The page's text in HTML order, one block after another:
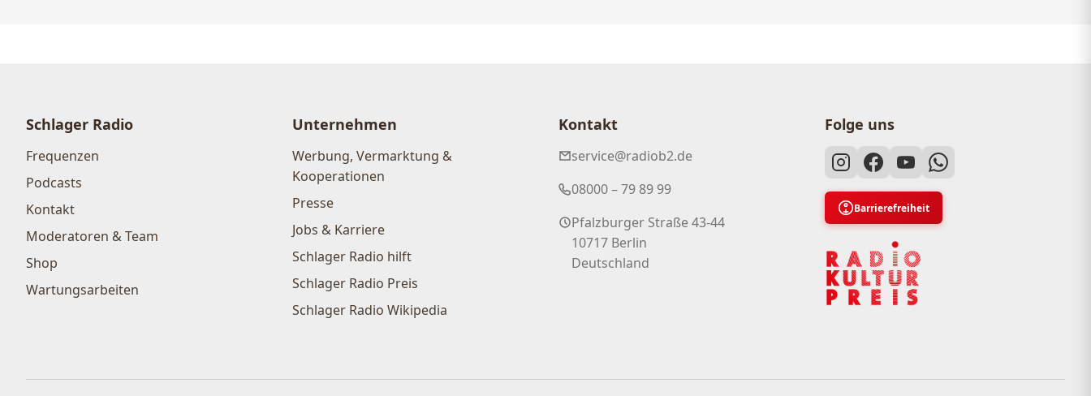
Schlager Radio
Frequenzen
Podcasts
Kontakt
Moderatoren & Team
Shop
Wartungsarbeiten
Unternehmen
Werbung, Vermarktung &
Kooperationen
Presse
Jobs & Karriere
Schlager Radio hilft
Schlager Radio Preis
Schlager Radio Wikipedia
Kontakt
service@radiob2.de
08000 – 79 89 99
Pfalzburger Straße 43-44
10717 Berlin
Deutschland
Folge uns
Barrierefreiheit